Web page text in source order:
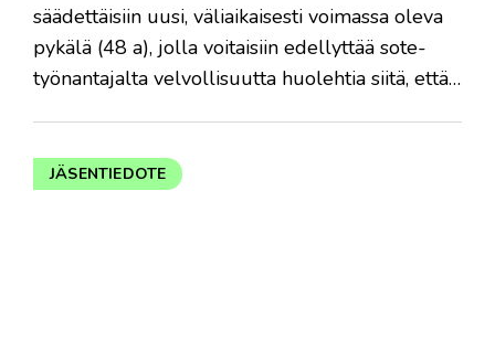
säädettäisiin uusi, väliaikaisesti voimassa oleva
pykälä (48 a), jolla voitaisiin edellyttää sote-
työnantajalta velvollisuutta huolehtia siitä, että…
JÄSENTIEDOTE